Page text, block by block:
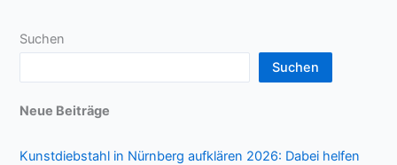
Suchen
Suchen
Neue Beiträge
Kunstdiebstahl in Nürnberg aufklären 2026: Dabei helfen